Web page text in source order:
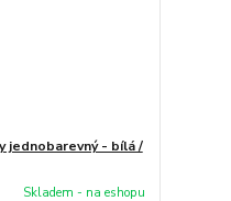
jednobarevný - bílá /
Skladem - na eshopu